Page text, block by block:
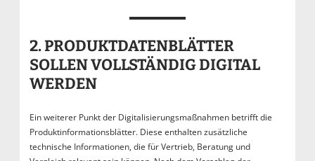
2. PRODUKTDATENBLÄTTER
SOLLEN VOLLSTÄNDIG DIGITAL
WERDEN
Ein weiterer Punkt der Digitalisierungsmaßnahmen betrifft die
Produktinformationsblätter. Diese enthalten zusätzliche
technische Informationen, die für Vertrieb, Beratung und